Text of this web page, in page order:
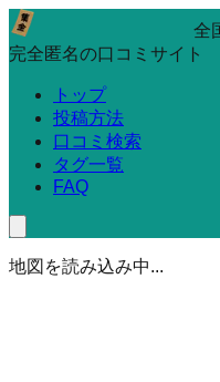
全
完全匿名の口コミサイト
トップ
投稿方法
口コミ検索
タグ一覧
FAQ
地図を読み込み中...